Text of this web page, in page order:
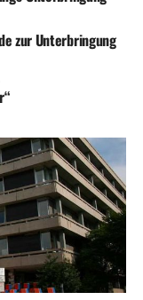
zur Unterbringung